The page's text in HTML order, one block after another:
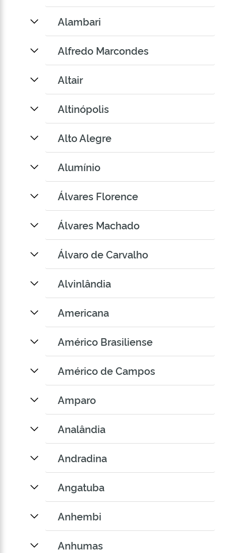
Alambari
Alfredo Marcondes
Altair
Altinópolis
Alto Alegre
Alumínio
Álvares Florence
Álvares Machado
Álvaro de Carvalho
Alvinlândia
Americana
Américo Brasiliense
Américo de Campos
Amparo
Analândia
Andradina
Angatuba
Anhembi
Anhumas